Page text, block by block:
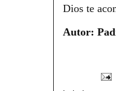
Dios te
Autor: